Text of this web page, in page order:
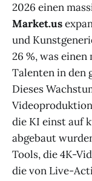
2026 einen
Market.us
und
26 %, was
Talenten in den
Dieses
die KI einst auf
abgebaut
Tools, die 4K-
die von Live-